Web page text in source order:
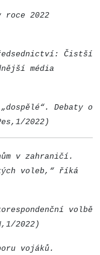
roce 2022
Čistší
média
Debaty o
2022)
v zahraničí.
voleb,“ říká
volbě
2022)
vojáků.